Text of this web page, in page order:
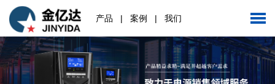
产品 |案例 |我们